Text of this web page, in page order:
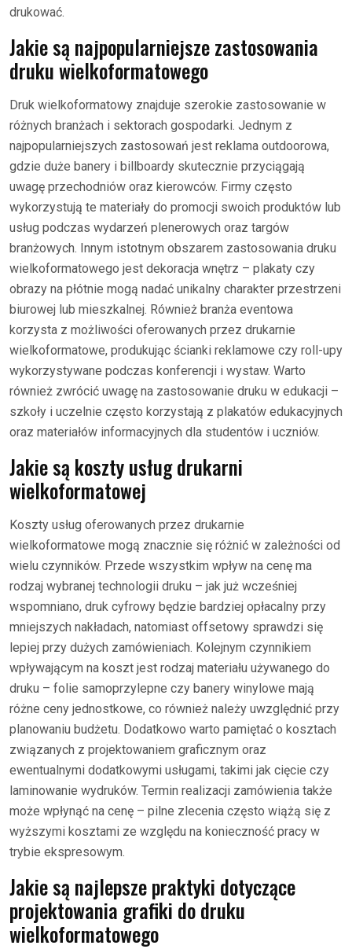
drukować.
Jakie są najpopularniejsze zastosowania
druku wielkoformatowego
Druk wielkoformatowy znajduje szerokie zastosowanie w
różnych branżach i sektorach gospodarki. Jednym z
najpopularniejszych zastosowań jest reklama outdoorowa,
gdzie duże banery i billboardy skutecznie przyciągają
uwagę przechodniów oraz kierowców. Firmy często
wykorzystują te materiały do promocji swoich produktów lub
usług podczas wydarzeń plenerowych oraz targów
branżowych. Innym istotnym obszarem zastosowania druku
wielkoformatowego jest dekoracja wnętrz – plakaty czy
obrazy na płótnie mogą nadać unikalny charakter przestrzeni
biurowej lub mieszkalnej. Również branża eventowa
korzysta z możliwości oferowanych przez drukarnie
wielkoformatowe, produkując ścianki reklamowe czy roll-upy
wykorzystywane podczas konferencji i wystaw. Warto
również zwrócić uwagę na zastosowanie druku w edukacji –
szkoły i uczelnie często korzystają z plakatów edukacyjnych
oraz materiałów informacyjnych dla studentów i uczniów.
Jakie są koszty usług drukarni
wielkoformatowej
Koszty usług oferowanych przez drukarnie
wielkoformatowe mogą znacznie się różnić w zależności od
wielu czynników. Przede wszystkim wpływ na cenę ma
rodzaj wybranej technologii druku – jak już wcześniej
wspomniano, druk cyfrowy będzie bardziej opłacalny przy
mniejszych nakładach, natomiast offsetowy sprawdzi się
lepiej przy dużych zamówieniach. Kolejnym czynnikiem
wpływającym na koszt jest rodzaj materiału używanego do
druku – folie samoprzylepne czy banery winylowe mają
różne ceny jednostkowe, co również należy uwzględnić przy
planowaniu budżetu. Dodatkowo warto pamiętać o kosztach
związanych z projektowaniem graficznym oraz
ewentualnymi dodatkowymi usługami, takimi jak cięcie czy
laminowanie wydruków. Termin realizacji zamówienia także
może wpłynąć na cenę – pilne zlecenia często wiążą się z
wyższymi kosztami ze względu na konieczność pracy w
trybie ekspresowym.
Jakie są najlepsze praktyki dotyczące
projektowania grafiki do druku
wielkoformatowego